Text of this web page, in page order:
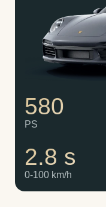
580
PS
2.8 s
0-100 km/h